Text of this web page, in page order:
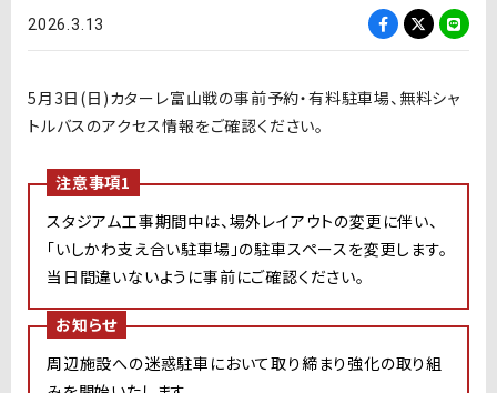
2026.3.13
5月3日(日)カターレ富山戦の事前予約・有料駐車場、無料シャ
トルバスのアクセス情報をご確認ください。
注意事項1
スタジアム工事期間中は、場外レイアウトの変更に伴い、
「いしかわ支え合い駐車場」の駐車スペースを変更します。
当日間違いないように事前にご確認ください。
お知らせ
周辺施設への迷惑駐車において取り締まり強化の取り組